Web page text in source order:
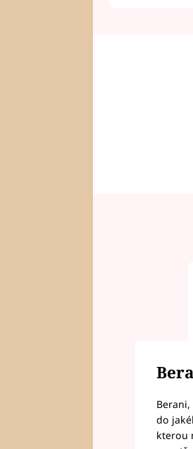
do
kterou